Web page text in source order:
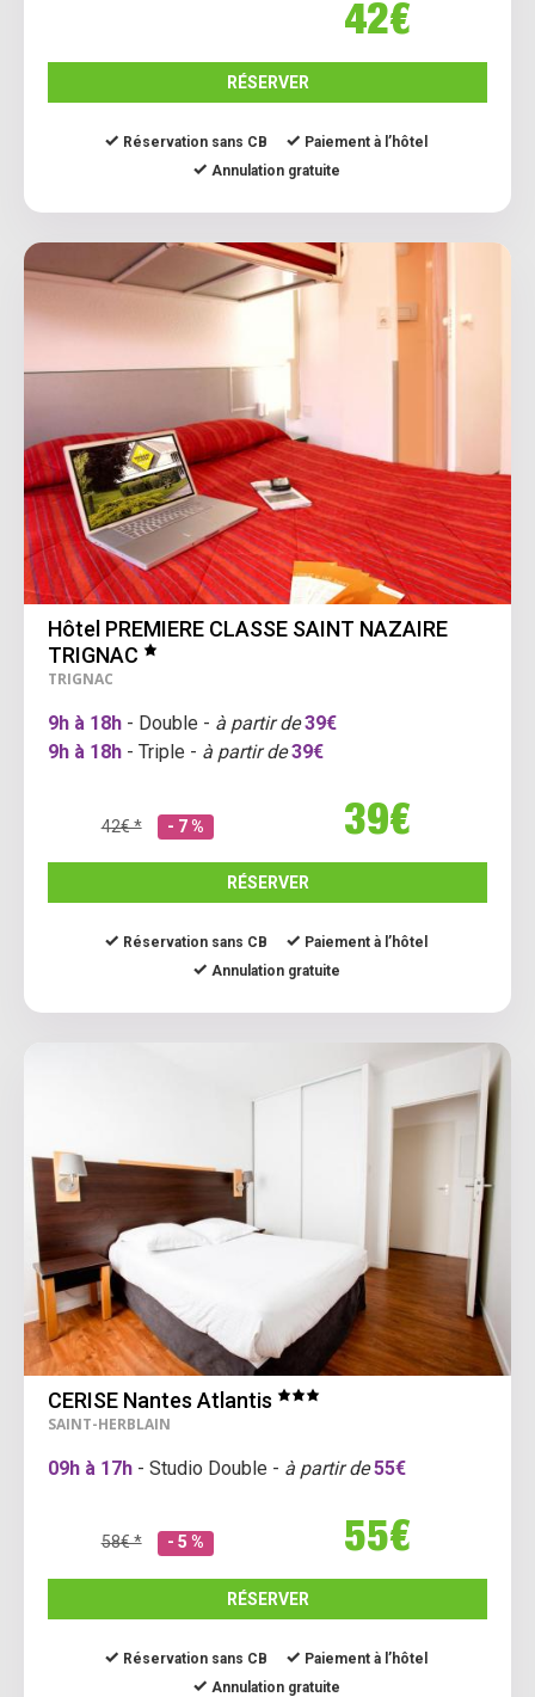
42€
RÉSERVER
Réservation sans CB
Paiement à l’hôtel
Annulation gratuite
Hôtel PREMIERE CLASSE SAINT NAZAIRE
TRIGNAC
TRIGNAC
9h à 18h - Double - à partir de 39€
9h à 18h - Triple - à partir de 39€
42€ * - 7 % 39€
RÉSERVER
Réservation sans CB
Paiement à l’hôtel
Annulation gratuite
CERISE Nantes Atlantis
SAINT-HERBLAIN
09h à 17h - Studio Double - à partir de 55€
58€ * - 5 % 55€
RÉSERVER
Réservation sans CB
Paiement à l’hôtel
Annulation gratuite